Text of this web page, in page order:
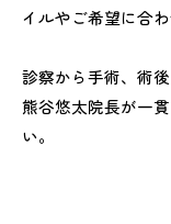
イルやご希望に合
診察から手術、術
熊谷悠太院長が一
い。